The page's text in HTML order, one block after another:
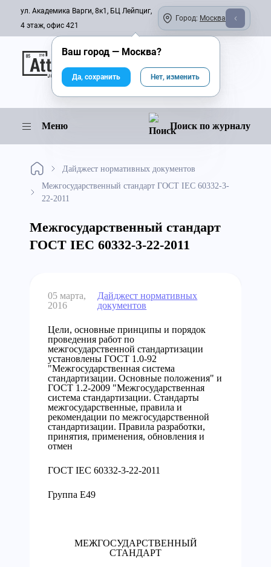
ул. Академика Варги, 8к1, БЦ Лейпциг,
4 этаж, офис 421
Город: Москва
Онлайн-журнал
Меню Поиск по журналу
Дайджест нормативных документов
Межгосударственный стандарт ГОСТ IEC 60332-3-
22-2011
Межгосударственный стандарт
ГОСТ IEC 60332-3-22-2011
05 марта,
2016
Дайджест нормативных
документов
Цели, основные принципы и порядок
проведения работ по
межгосударственной стандартизации
установлены ГОСТ 1.0-92
"Межгосударственная система
стандартизации. Основные положения" и
ГОСТ 1.2-2009 "Межгосударственная
система стандартизации. Стандарты
межгосударственные, правила и
рекомендации по межгосударственной
стандартизации. Правила разработки,
принятия, применения, обновления и
отмен
ГОСТ IEC 60332-3-22-2011
Группа Е49
МЕЖГОСУДАРСТВЕННЫЙ
СТАНДАРТ
Ваш город — Москва?
Да, сохранить Нет, изменить